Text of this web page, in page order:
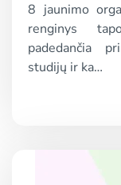
8 jaunimo
renginys
padedančia
studijų ir ka…